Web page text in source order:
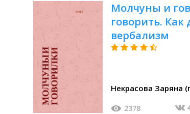
Молчуны и
говорить.
вербализм
Некрасова Заряна
2378